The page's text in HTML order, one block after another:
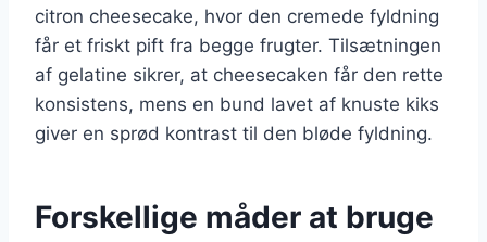
citron cheesecake, hvor den cremede fyldning
får et friskt pift fra begge frugter. Tilsætningen
af gelatine sikrer, at cheesecaken får den rette
konsistens, mens en bund lavet af knuste kiks
giver en sprød kontrast til den bløde fyldning.
Forskellige måder at bruge